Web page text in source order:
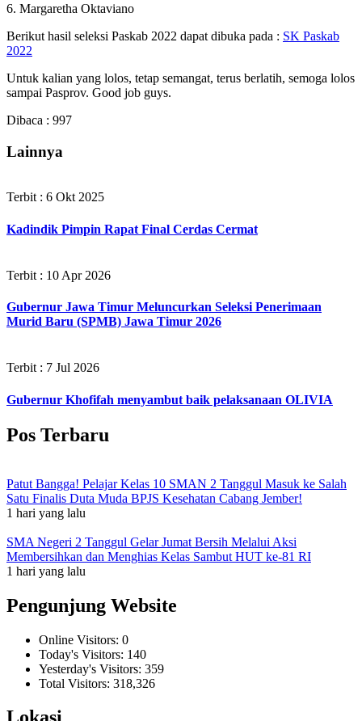
6. Margaretha Oktaviano
Berikut hasil seleksi Paskab 2022 dapat dibuka pada : SK Paskab
2022
Untuk kalian yang lolos, tetap semangat, terus berlatih, semoga lolos
sampai Pasprov. Good job guys.
Dibaca : 997
Lainnya
Terbit : 6 Okt 2025
Kadindik Pimpin Rapat Final Cerdas Cermat
Terbit : 10 Apr 2026
Gubernur Jawa Timur Meluncurkan Seleksi Penerimaan
Murid Baru (SPMB) Jawa Timur 2026
Terbit : 7 Jul 2026
Gubernur Khofifah menyambut baik pelaksanaan OLIVIA
Pos Terbaru
Patut Bangga! Pelajar Kelas 10 SMAN 2 Tanggul Masuk ke Salah
Satu Finalis Duta Muda BPJS Kesehatan Cabang Jember!
1 hari yang lalu
SMA Negeri 2 Tanggul Gelar Jumat Bersih Melalui Aksi
Membersihkan dan Menghias Kelas Sambut HUT ke-81 RI
1 hari yang lalu
Pengunjung Website
Online Visitors: 0
Today's Visitors: 140
Yesterday's Visitors: 359
Total Visitors: 318,326